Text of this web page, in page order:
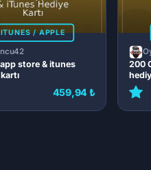
ITUNES / APPLE
app store & itunes
459,94 ₺
200